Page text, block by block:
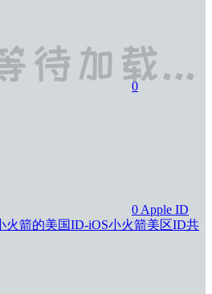
0
0 Apple ID
火箭的美国ID-iOS小火箭美区ID共